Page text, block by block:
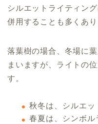
シルエットライティン
併用することも多くあり
落葉樹の場合、冬場に
まいますが、ライトの
す。
秋冬は、シルエッ
春夏は、シンボル